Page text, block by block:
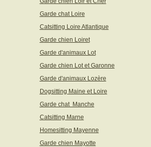
Garde chat Loire
Catsitting Loire Atlantique
Garde chien Loiret
Garde d'animaux Lot
Garde chien Lot et Garonne
Garde d'animaux Lozère
Dogsitting Maine et Loire
Garde chat Manche
Catsitting Marne
Homesitting Mayenne
Garde chien Mayotte